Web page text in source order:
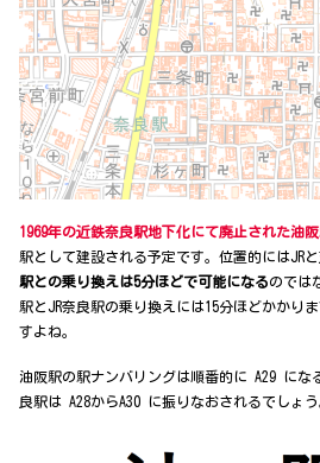
1969年の近鉄奈良駅地下化にて廃止された油
駅として建設される予定です。位置的にはJR
駅との乗り換えは5分ほどで可能になるのでは
駅とJR奈良駅の乗り換えには15分ほどかかり
すよね。
油阪駅の駅ナンバリングは順番的に A29 にな
良駅は A28からA30 に振りなおされるでしょう